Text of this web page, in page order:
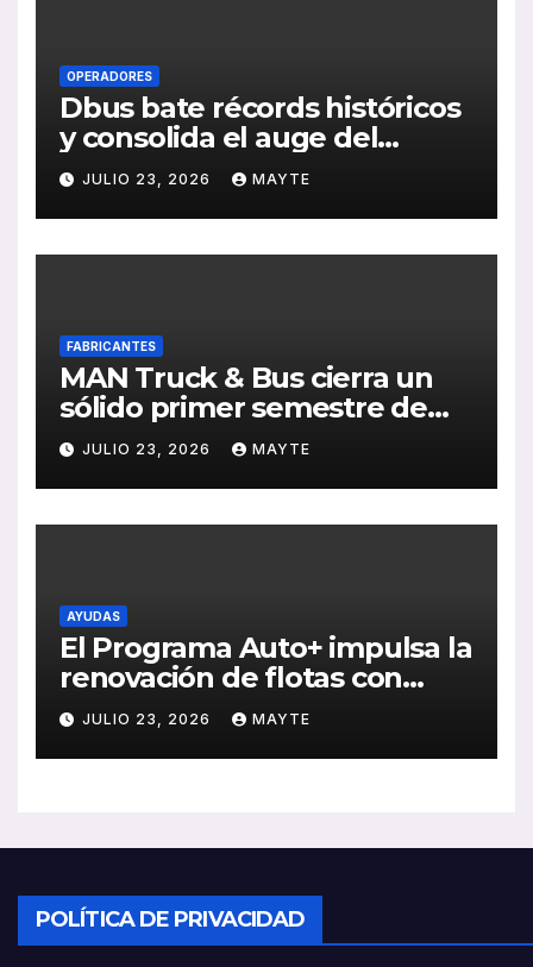
OPERADORES
Dbus bate récords históricos
y consolida el auge del
transporte público en San
Sebastián
JULIO 23, 2026 MAYTE
FABRICANTES
MAN Truck & Bus cierra un
sólido primer semestre de
2026 con crecimiento en
ventas, pedidos y
rentabilidad
JULIO 23, 2026 MAYTE
AYUDAS
El Programa Auto+ impulsa la
renovación de flotas con
ayudas a vehículos eléctricos
ligeros
JULIO 23, 2026 MAYTE
POLÍTICA DE PRIVACIDAD